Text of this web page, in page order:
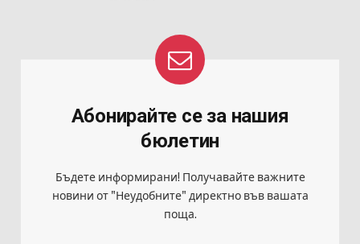
Абонирайте се за нашия
бюлетин
Бъдете информирани! Получавайте важните
новини от "Неудобните" директно във вашата
поща.